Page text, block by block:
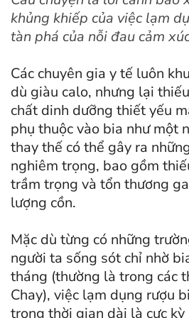
khủng khiếp của việc lạm
tàn phá của nỗi đau cảm
Các chuyên gia y tế luôn
dù giàu calo, nhưng lại
chất dinh dưỡng thiết yếu
phụ thuộc vào bia như một
thay thế có thể gây ra
nghiêm trọng, bao gồm
trầm trọng và tổn thương
lượng cồn.
Mặc dù từng có những
người ta sống sót chỉ nhờ
tháng (thường là trong các
Chay), việc lạm dụng rượu
trong thời gian dài là cực kỳ